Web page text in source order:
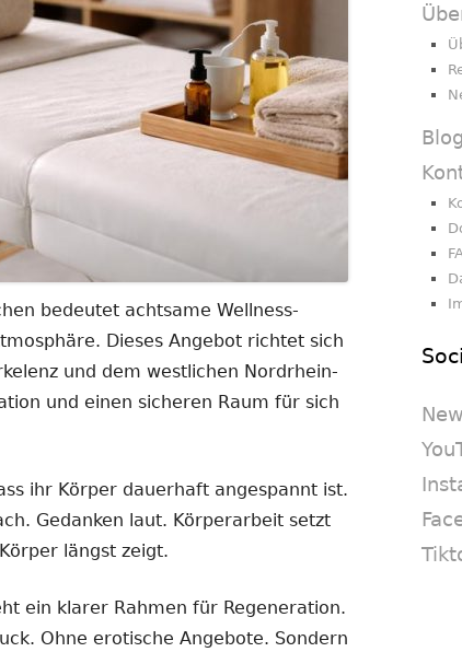
bedeutet achtsame Wellness-
Dieses Angebot richtet sich
und dem westlichen Nordrhein-
und einen sicheren Raum für sich
ihr Körper dauerhaft angespannt ist.
Gedanken laut. Körperarbeit setzt
längst zeigt.
ein klarer Rahmen für Regeneration.
Ohne erotische Angebote. Sondern
Blog